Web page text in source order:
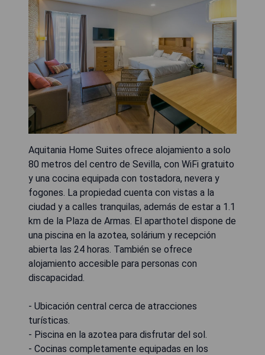
Aquitania Home Suites ofrece alojamiento a solo
80 metros del centro de Sevilla, con WiFi gratuito
y una cocina equipada con tostadora, nevera y
fogones. La propiedad cuenta con vistas a la
ciudad y a calles tranquilas, además de estar a 1.1
km de la Plaza de Armas. El aparthotel dispone de
una piscina en la azotea, solárium y recepción
abierta las 24 horas. También se ofrece
alojamiento accesible para personas con
discapacidad.
- Ubicación central cerca de atracciones
turísticas.
- Piscina en la azotea para disfrutar del sol.
- Cocinas completamente equipadas en los